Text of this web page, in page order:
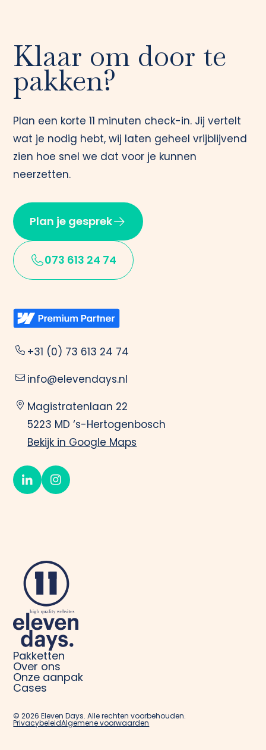
Klaar om door te
pakken?
Plan een korte 11 minuten check-in. Jij vertelt
wat je nodig hebt, wij laten geheel vrijblijvend
zien hoe snel we dat voor je kunnen
neerzetten.
Plan je gesprek
073 613 24 74
+31 (0) 73 613 24 74
info@elevendays.nl
Magistratenlaan 22
5223 MD ‘s-Hertogenbosch
Bekijk in Google Maps
Pakketten
Over ons
Onze aanpak
Cases
©2026 Eleven Days. Alle rechten voorbehouden.
PrivacybeleidAlgemene voorwaarden